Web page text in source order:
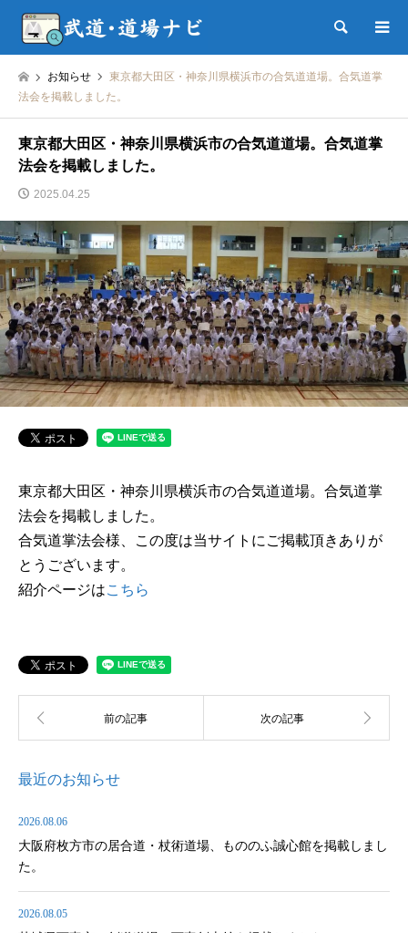
検索
お知らせ
東京都大田区・神奈川県横浜市の合気道道場。合気道掌
法会を掲載しました。
東京都大田区・神奈川県横浜市の合気道道場。合気道掌
法会を掲載しました。
2025.04.25
東京都大田区・神奈川県横浜市の合気道道場。合気道掌
法会を掲載しました。
合気道掌法会様、この度は当サイトにご掲載頂きありが
とうございます。
紹介ページはこちら
最近のお知らせ
2026.08.06
大阪府枚方市の居合道・杖術道場、もののふ誠心館を掲載しまし
た。
2026.08.05